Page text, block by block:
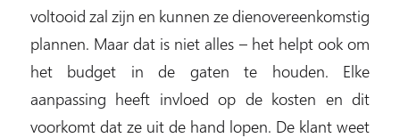
voltooid zal zijn en kunnen ze dienovereenkomstig
plannen. Maar dat is niet alles – het helpt ook om
het budget in de gaten te houden. Elke
aanpassing heeft invloed op de kosten en dit
voorkomt dat ze uit de hand lopen. De klant weet